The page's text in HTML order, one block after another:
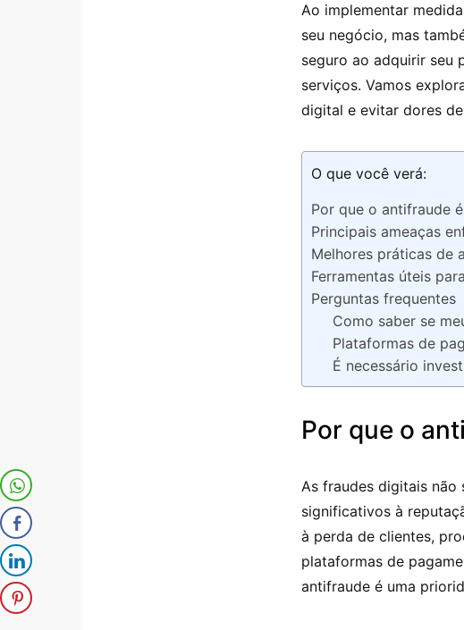
Ao implementar
seu negócio, mas
seguro ao adquirir seu
serviços. Vamos
digital e evitar dores
O que você verá:
Por que o antifraude
Principais ameaças
Melhores práticas de
Ferramentas úteis
Perguntas frequentes
Como saber se
Plataformas de
É necessário
Por que o
As fraudes digitais não
significativos à
à perda de clientes,
plataformas de
antifraude é uma